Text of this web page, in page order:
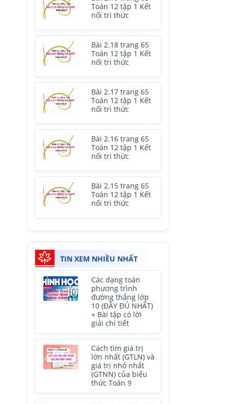
Toán 12 tập 1 Kết
nối tri thức
Bài 2.18 trang 65
Toán 12 tập 1 Kết
nối tri thức
Bài 2.17 trang 65
Toán 12 tập 1 Kết
nối tri thức
Bài 2.16 trang 65
Toán 12 tập 1 Kết
nối tri thức
Bài 2.15 trang 65
Toán 12 tập 1 Kết
nối tri thức
TIN XEM NHIỀU NHẤT
Các dạng toán
phương trình
đường thẳng lớp
10 (ĐẦY ĐỦ NHẤT)
+ Bài tập có lời
giải chi tiết
Cách tìm giá trị
lớn nhất (GTLN) và
giá trị nhỏ nhất
(GTNN) của biểu
thức Toán 9